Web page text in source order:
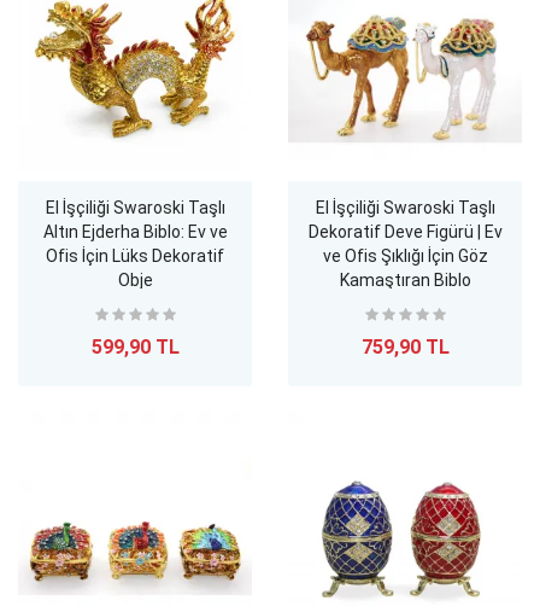
El İşçiliği Swaroski Taşlı
Altın Ejderha Biblo: Ev ve
Ofis İçin Lüks Dekoratif
Obje
599,90 TL
El İşçiliği Swaroski Taşlı
Dekoratif Deve Figürü | Ev
ve Ofis Şıklığı İçin Göz
Kamaştıran Biblo
759,90 TL